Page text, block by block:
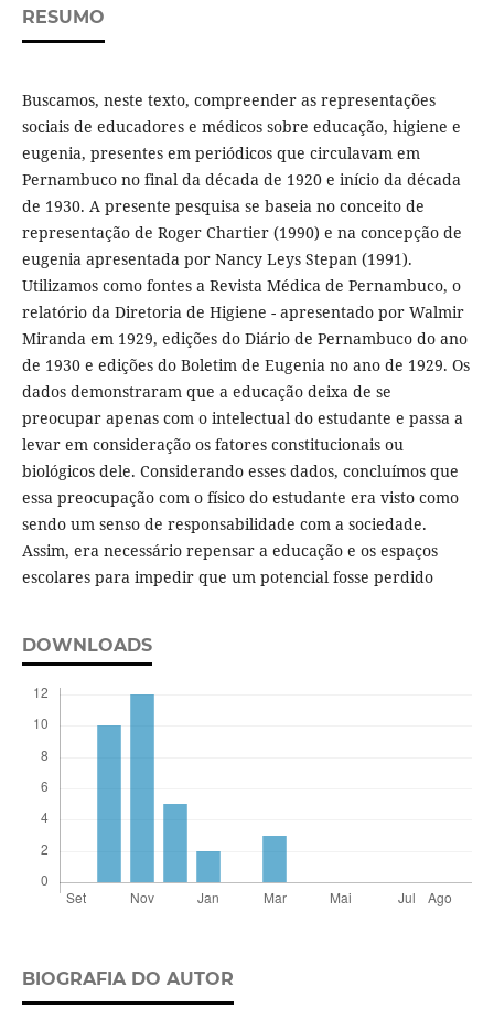
RESUMO
Buscamos, neste texto, compreender as representações
sociais de educadores e médicos sobre educação, higiene e
eugenia, presentes em periódicos que circulavam em
Pernambuco no final da década de 1920 e início da década
de 1930. A presente pesquisa se baseia no conceito de
representação de Roger Chartier (1990) e na concepção de
eugenia apresentada por Nancy Leys Stepan (1991).
Utilizamos como fontes a Revista Médica de Pernambuco, o
relatório da Diretoria de Higiene - apresentado por Walmir
Miranda em 1929, edições do Diário de Pernambuco do ano
de 1930 e edições do Boletim de Eugenia no ano de 1929. Os
dados demonstraram que a educação deixa de se
preocupar apenas com o intelectual do estudante e passa a
levar em consideração os fatores constitucionais ou
biológicos dele. Considerando esses dados, concluímos que
essa preocupação com o físico do estudante era visto como
sendo um senso de responsabilidade com a sociedade.
Assim, era necessário repensar a educação e os espaços
escolares para impedir que um potencial fosse perdido
DOWNLOADS
BIOGRAFIA DO AUTOR